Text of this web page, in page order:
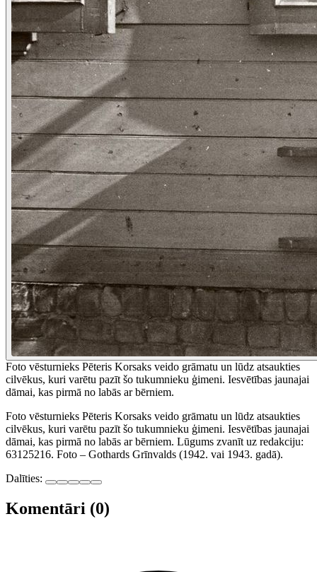
Foto vēsturnieks Pēteris Korsaks veido grāmatu un lūdz atsaukties
cilvēkus, kuri varētu pazīt šo tukumnieku ģimeni. Iesvētības jaunajai
dāmai, kas pirmā no labās ar bērniem.
Foto vēsturnieks Pēteris Korsaks veido grāmatu un lūdz atsaukties
cilvēkus, kuri varētu pazīt šo tukumnieku ģimeni. Iesvētības jaunajai
dāmai, kas pirmā no labās ar bērniem. Lūgums zvanīt uz redakciju:
63125216. Foto – Gothards Grīnvalds (1942. vai 1943. gadā).
Dalīties:
Komentāri (0)